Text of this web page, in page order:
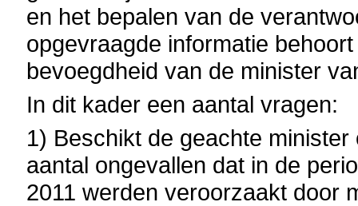
en het bepalen van de
opgevraagde informatie
bevoegdheid van de minister
In dit kader een aantal vragen:
1) Beschikt de geachte
aantal ongevallen dat in de
2011 werden veroorzaakt door